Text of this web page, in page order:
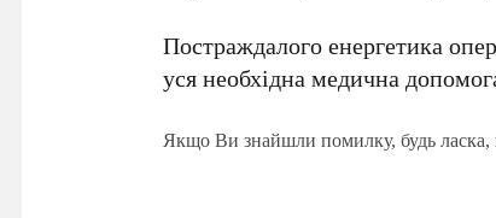
Постраждалого енергетика
уся необхідна медична
Якщо Ви знайшли помилку, будь ласка,